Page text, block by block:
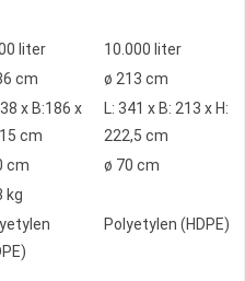
liter
10.000 liter
cm
ø 213 cm
x B:186 x
cm
L: 341 x B: 213 x H:
222,5 cm
cm
ø 70 cm
kg
Polyetylen (HDPE)